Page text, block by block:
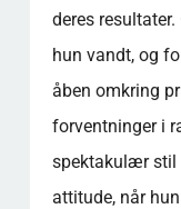
deres
hun vandt, og
åben omkring
forventninger i
spektakulær stil
attitude, når